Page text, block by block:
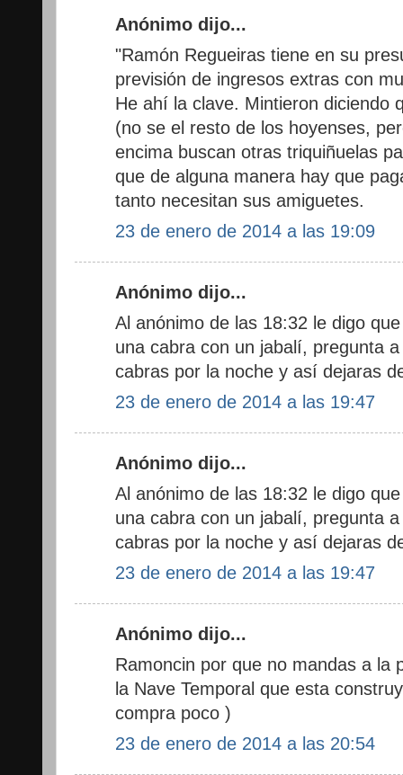
Anónimo dijo...
"Ramón Regueiras tiene en su
previsión de ingresos extras con
He ahí la clave. Mintieron diciendo
(no se el resto de los hoyenses,
encima buscan otras triquiñuelas
que de alguna manera hay que
tanto necesitan sus amiguetes.
23 de enero de 2014 a las 19:09
Anónimo dijo...
Al anónimo de las 18:32 le digo
una cabra con un jabalí, pregunta
cabras por la noche y así dejaras
23 de enero de 2014 a las 19:47
Anónimo dijo...
Al anónimo de las 18:32 le digo
una cabra con un jabalí, pregunta
cabras por la noche y así dejaras
23 de enero de 2014 a las 19:47
Anónimo dijo...
Ramoncin por que no mandas a la
la Nave Temporal que esta
compra poco )
23 de enero de 2014 a las 20:54